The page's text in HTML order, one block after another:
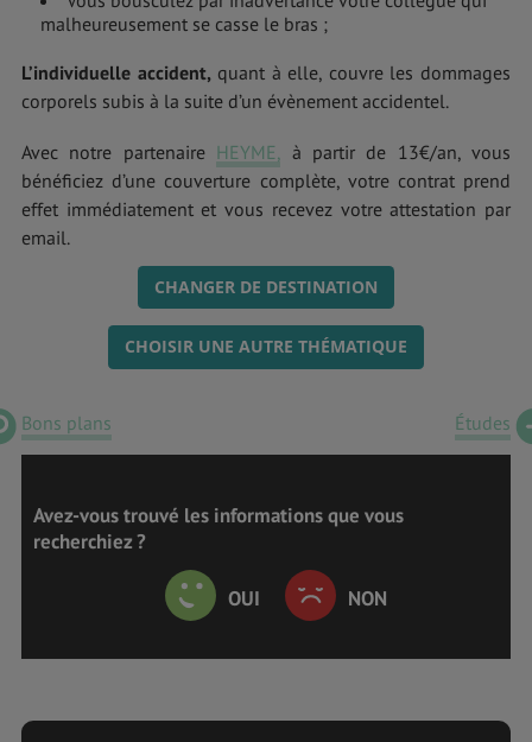
malheureusement se casse le bras ;
L’individuelle accident, quant à elle, couvre les dommages
corporels subis à la suite d’un évènement accidentel.
Avec notre partenaire HEYME,
à partir de 13€/an, vous
bénéficiez d’une couverture complète, votre contrat prend
effet immédiatement et vous recevez votre attestation par
email.
CHANGER DE DESTINATION
CHOISIR UNE AUTRE THÉMATIQUE
Bons plans Études
Avez-vous trouvé les informations que vous
recherchiez ?
OUI NON